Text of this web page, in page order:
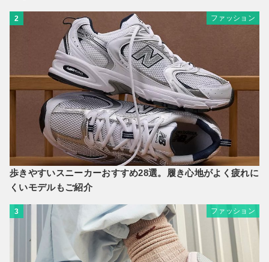
2 ファッション
歩きやすいスニーカーおすすめ28選。履き心地がよく疲れに
くいモデルもご紹介
3 ファッション